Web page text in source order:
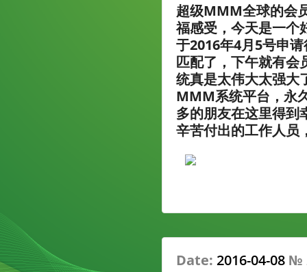
超级MMM全球的会
福感受，今天是一个
于2016年4月5号申
匹配了，下午就有会
统真是太伟大太强大
MMM系统平台，永
多的朋友在这里得到
辛苦付出的工作人员
Date: 2016-04-08 №